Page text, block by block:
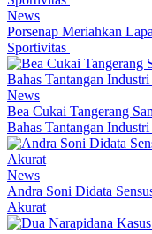
News
Porsenap Meriahkan
Sportivitas
News
Bea Cukai Tangerang
Bahas Tantangan
News
Andra Soni Didata
Akurat